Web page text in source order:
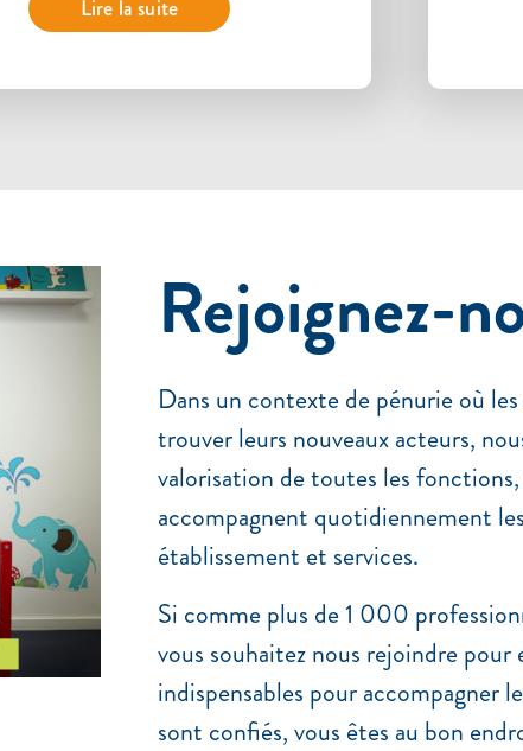
Lire la suite
Rejoignez-
Dans un contexte de pénurie où
trouver leurs nouveaux acteurs,
valorisation de toutes les
accompagnent quotidiennement
établissement et services.
Si comme plus de 1 000
vous souhaitez nous rejoindre pour
indispensables pour accompagner
sont confiés, vous êtes au bon